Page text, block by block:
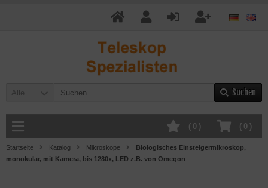
Alle Suchen
( 0 )
( 0 )
Startseite Katalog Mikroskope
Biologisches Einsteigermikroskop,
monokular, mit Kamera, bis 1280x, LED z.B. von Omegon